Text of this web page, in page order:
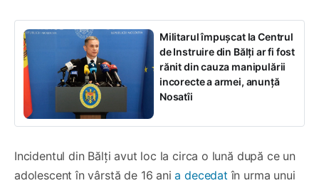
Militarul împușcat la Centrul
de Instruire din Bălți ar fi fost
rănit din cauza manipulării
incorecte a armei, anunță
Nosatîi
Incidentul din Bălți avut loc la circa o lună după ce un
adolescent în vârstă de 16 ania decedat în urma unui